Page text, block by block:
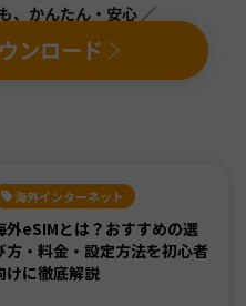
、かんたん・安心 ／
ンロード
海外インターネット
外eSIMとは？おすすめの選
方・料金・設定方法を初心者
けに徹底解説